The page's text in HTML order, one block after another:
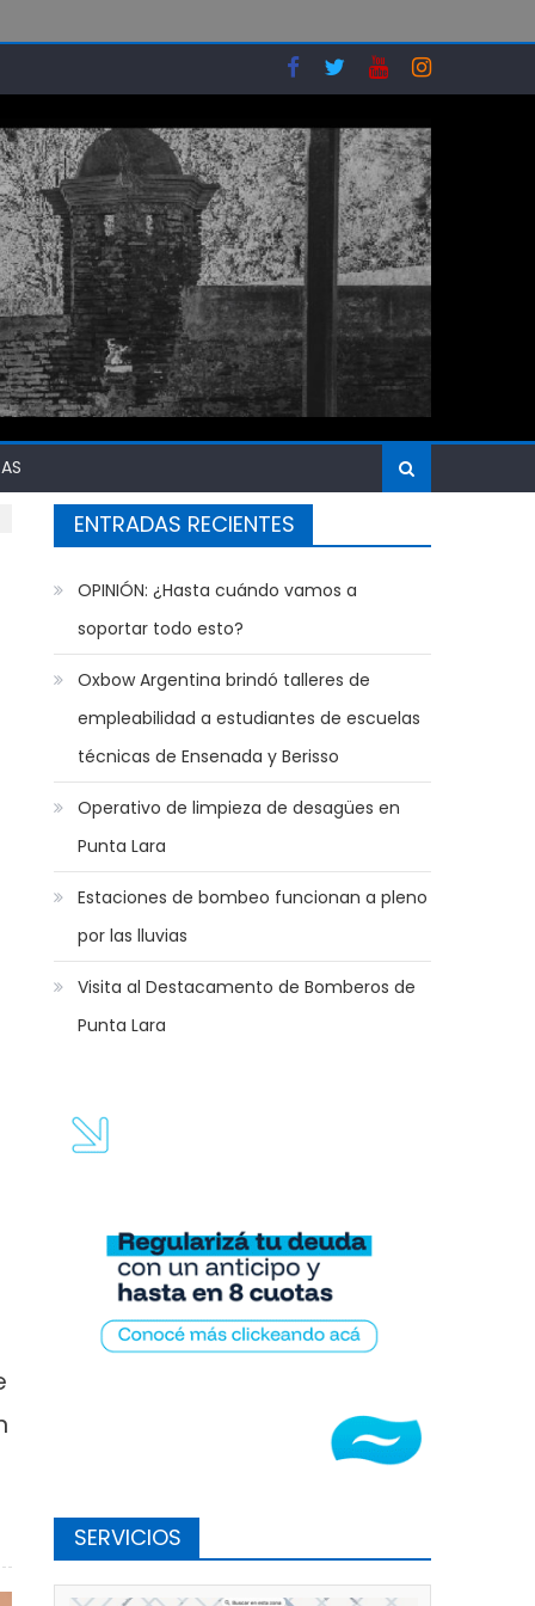
a los 5 chicos encontrados en Punta Lara
ENTRADAS RECIENTES
OPINIÓN: ¿Hasta cuándo vamos a
soportar todo esto?
Oxbow Argentina brindó talleres de
empleabilidad a estudiantes de escuelas
técnicas de Ensenada y Berisso
Operativo de limpieza de desagües en
Punta Lara
Estaciones de bombeo funcionan a pleno
por las lluvias
Visita al Destacamento de Bomberos de
Punta Lara
SERVICIOS